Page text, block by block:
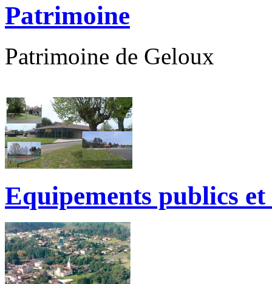
Patrimoine
Patrimoine de Geloux
Equipements publics